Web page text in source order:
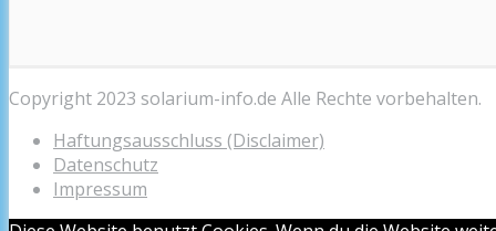
Copyright 2023 solarium-info.de Alle Rechte vorbehalten.
Haftungsausschluss (Disclaimer)
Datenschutz
Impressum